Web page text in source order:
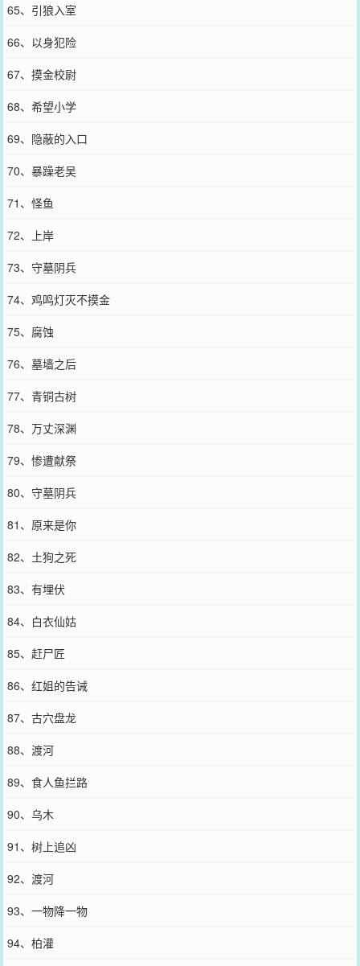
65、引狼入室
66、以身犯险
67、摸金校尉
68、希望小学
69、隐蔽的入口
70、暴躁老吴
71、怪鱼
72、上岸
73、守墓阴兵
74、鸡鸣灯灭不摸金
75、腐蚀
76、墓墙之后
77、青铜古树
78、万丈深渊
79、惨遭献祭
80、守墓阴兵
81、原来是你
82、土狗之死
83、有埋伏
84、白衣仙姑
85、赶尸匠
86、红姐的告诫
87、古穴盘龙
88、渡河
89、食人鱼拦路
90、乌木
91、树上追凶
92、渡河
93、一物降一物
94、柏灌